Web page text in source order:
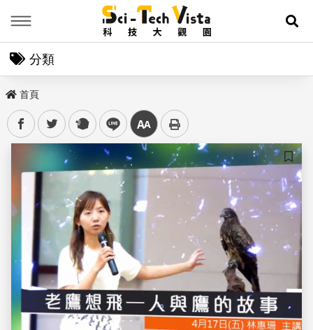
展
分類
首頁
facebooktwitter plurk line 中
儲存